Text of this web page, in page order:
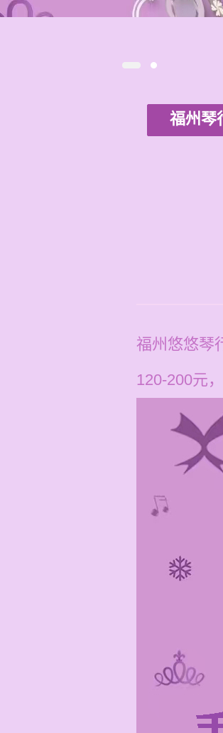
福州琴
福州悠悠琴
120-200元